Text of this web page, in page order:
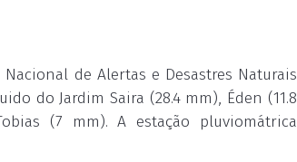
de Alertas e Desastres Naturais
do Jardim Saira (28.4 mm), Éden (11.8
(7 mm). A estação pluviomátrica